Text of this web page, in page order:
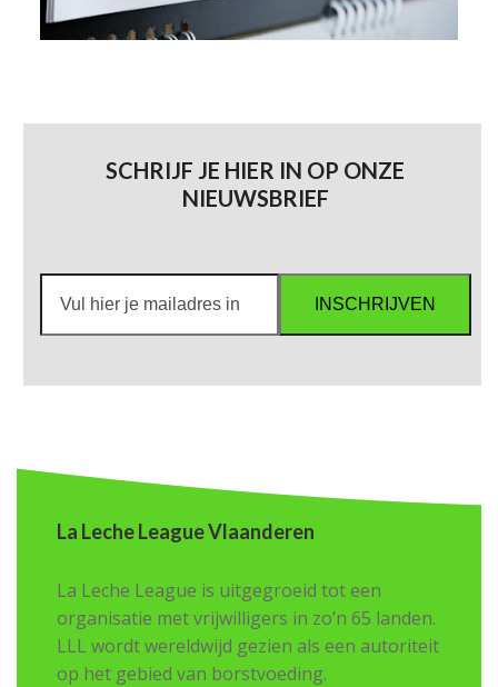
SCHRIJF JE HIER IN OP ONZE
NIEUWSBRIEF
hier
je
INSCHRIJVEN
La Leche League Vlaanderen
La Leche League is uitgegroeid tot een
organisatie met vrijwilligers in zo’n 65 landen.
LLL wordt wereldwijd gezien als een autoriteit
op het gebied van borstvoeding.